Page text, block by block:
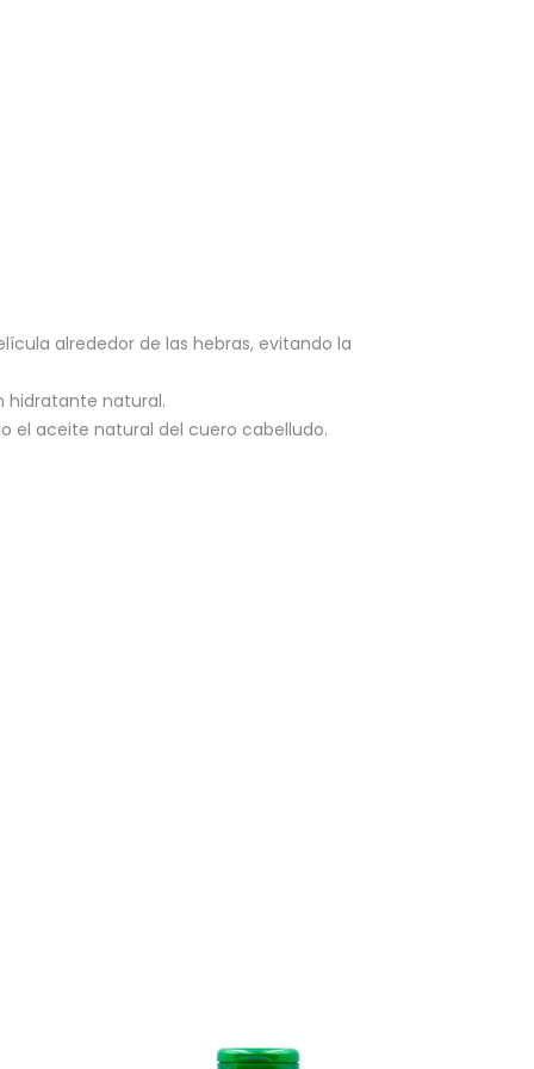
alrededor de las hebras, evitando la
hidratante natural.
el aceite natural del cuero cabelludo.